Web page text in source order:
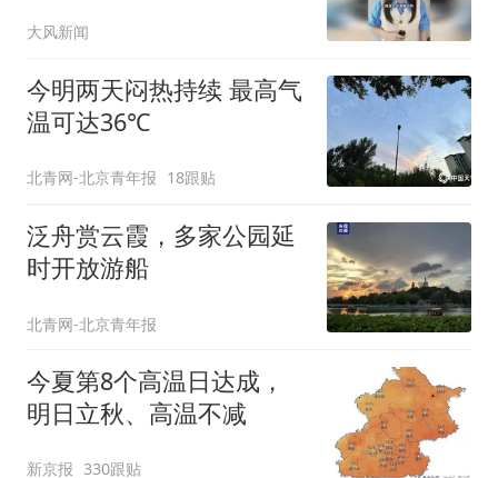
大风新闻
今明两天闷热持续 最高气
温可达36℃
北青网-北京青年报 18跟贴
泛舟赏云霞，多家公园延
时开放游船
北青网-北京青年报
今夏第8个高温日达成，
明日立秋、高温不减
新京报 330跟贴